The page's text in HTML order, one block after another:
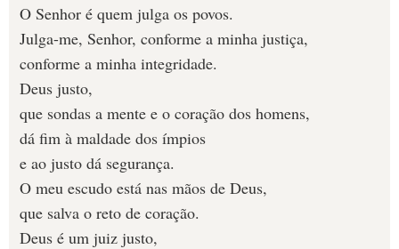
O Senhor é quem julga os povos.
Julga-me, Senhor, conforme a minha justiça,
conforme a minha integridade.
Deus justo,
que sondas a mente e o coração dos homens,
dá fim à maldade dos ímpios
e ao justo dá segurança.
O meu escudo está nas mãos de Deus,
que salva o reto de coração.
Deus é um juiz justo,